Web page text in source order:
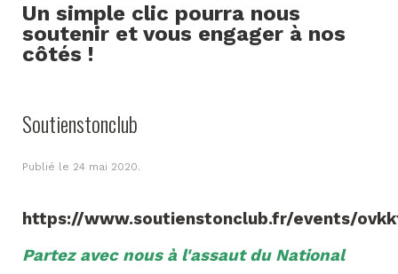
Un simple clic pourra nous
soutenir et vous engager à nos
côtés !
Soutienstonclub
Publié le 24 mai 2020.
https://www.soutienstonclub.fr/events/
Partez avec nous à l'assaut du National